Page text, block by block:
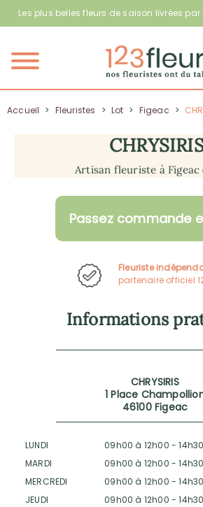
Les plus belles fleurs de saison livrées
Menu
Accueil > Fleuristes > Lot > Figeac >
Artisan fleuriste à Figeac
Passez commande
Fleuriste
partenaire officiel
Informations
CHRYSIRIS
1 Place
46100 Figeac
LUNDI 09h00 à 12h00 -
MARDI
09h00 à 12h00 -
MERCREDI
09h00 à 12h00 -
JEUDI
09h00 à 12h00 -